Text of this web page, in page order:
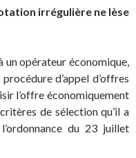
irrégulière ne lèse
un opérateur économique,
d’appel d’offres
l’offre économiquement
de sélection qu’il a
du 23 juillet